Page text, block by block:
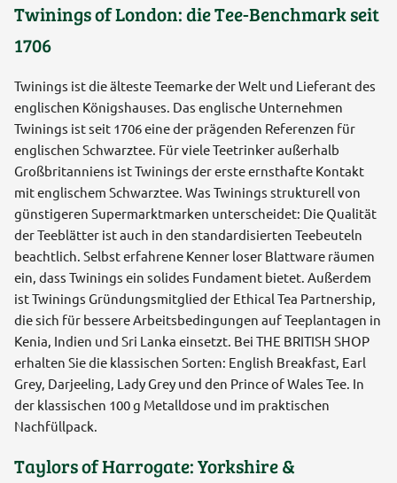
Twinings of London: die Tee-Benchmark seit
1706
Twinings ist die älteste Teemarke der Welt und Lieferant des
englischen Königshauses. Das englische Unternehmen
Twinings ist seit 1706 eine der prägenden Referenzen für
englischen Schwarztee. Für viele Teetrinker außerhalb
Großbritanniens ist Twinings der erste ernsthafte Kontakt
mit englischem Schwarztee. Was Twinings strukturell von
günstigeren Supermarktmarken unterscheidet: Die Qualität
der Teeblätter ist auch in den standardisierten Teebeuteln
beachtlich. Selbst erfahrene Kenner loser Blattware räumen
ein, dass Twinings ein solides Fundament bietet. Außerdem
ist Twinings Gründungsmitglied der Ethical Tea Partnership,
die sich für bessere Arbeitsbedingungen auf Teeplantagen in
Kenia, Indien und Sri Lanka einsetzt. Bei THE BRITISH SHOP
erhalten Sie die klassischen Sorten: English Breakfast, Earl
Grey, Darjeeling, Lady Grey und den Prince of Wales Tee. In
der klassischen 100 g Metalldose und im praktischen
Nachfüllpack.
Taylors of Harrogate: Yorkshire &